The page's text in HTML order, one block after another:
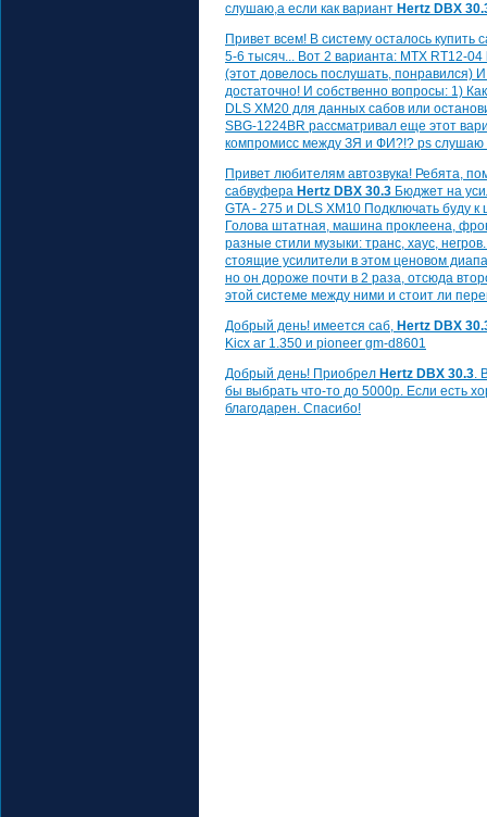
слушаю,а если как вариант Hertz DBX
Привет всем! В систему осталось
5-6 тысяч... Вот 2 варианта: MTX RT12-
(этот довелось послушать, понравился)
достаточно! И собственно вопросы: 1)
DLS XM20 для данных сабов или
SBG-1224BR рассматривал еще этот
компромисс между ЗЯ и ФИ?!? ps слушаю
Привет любителям автозвука! Ребята,
сабвуфера Hertz DBX 30.3 Бюджет на
GTA - 275 и DLS XM10 Подключать буду
Голова штатная, машина проклеена,
разные стили музыки: транс, хаус,
стоящие усилители в этом ценовом
но он дороже почти в 2 раза, отсюда
этой системе между ними и стоит ли
Добрый день! имеется саб, Hertz DBX
Kicx ar 1.350 и pioneer gm-d8601
Добрый день! Приобрел Hertz DBX 30.3.
бы выбрать что-то до 5000р. Если есть
благодарен. Спасибо!